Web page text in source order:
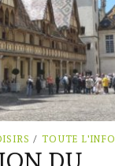
/ TOUTE L'INFO